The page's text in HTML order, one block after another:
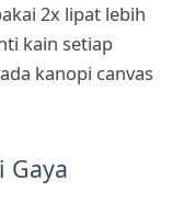
2x lipat lebih
kain setiap
kanopi canvas
Gaya